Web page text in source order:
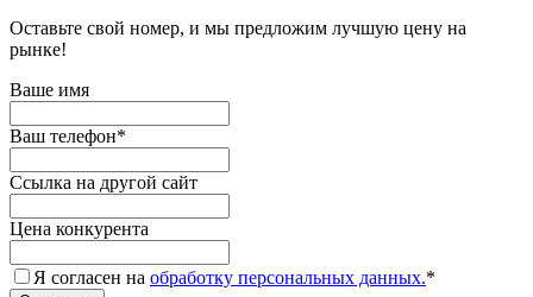
Оставьте свой номер, и мы предложим лучшую цену на
рынке!
Ваше имя
Ваш телефон*
Ссылка на другой сайт
Цена конкурента
Я согласен на обработку персональных данных.*